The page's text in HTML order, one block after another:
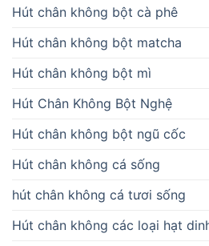
Hút chân không bột cà phê
Hút chân không bột matcha
Hút chân không bột mì
Hút Chân Không Bột Nghệ
Hút chân không bột ngũ cốc
Hút chân không cá sống
hút chân không cá tươi sống
Hút chân không các loại hạt